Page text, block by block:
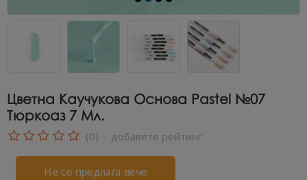
Цветна Каучукова Основа Pastel №07
Тюркоаз 7 Мл.
Не се предлага вече
(0) - добавете рейтинг